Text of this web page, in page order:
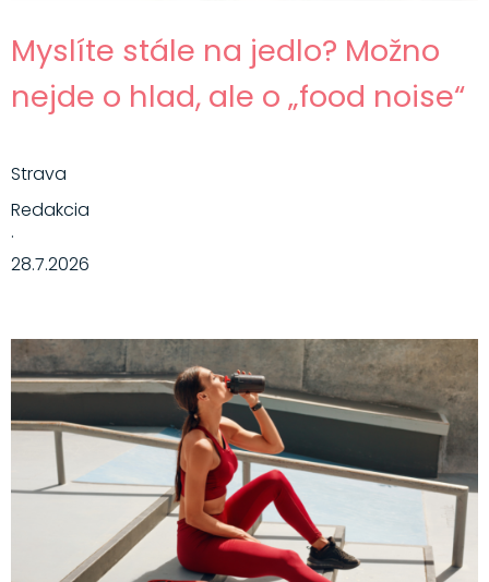
Myslíte stále na jedlo? Možno
nejde o hlad, ale o „food noise“
Strava
Redakcia
·
28.7.2026